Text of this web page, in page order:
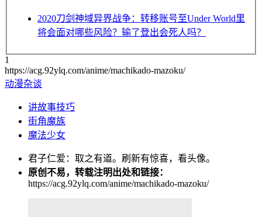
2020刀剑神域异界战争：转移账号至Under World里
将会面对哪些风险？输了登出会死人吗？
1
https://acg.92ylq.com/anime/machikado-mazoku/
动漫杂谈
讲故事技巧
街角魔族
魔法少女
君子仁爱：取之有道。刷新有惊喜，看头像。
原创不易，转载注明出处和链接：
https://acg.92ylq.com/anime/machikado-mazoku/